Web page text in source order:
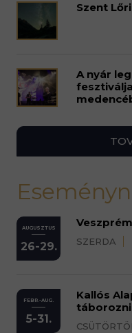
Szent
A nyár
AUGUSZTUS
26-29. SZERDA
FEBR.-AUG.
5-31.
Kallós